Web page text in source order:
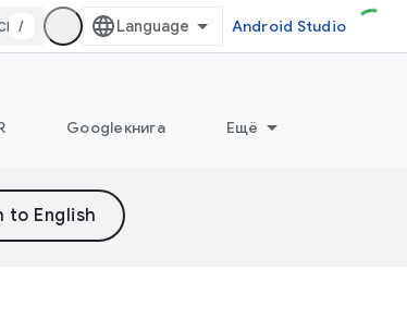
/ Android Studio
Googleкнига Ещё